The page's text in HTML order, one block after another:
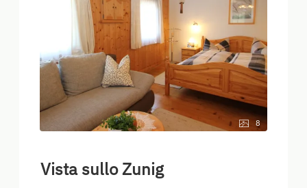
8
Vista sullo Zunig